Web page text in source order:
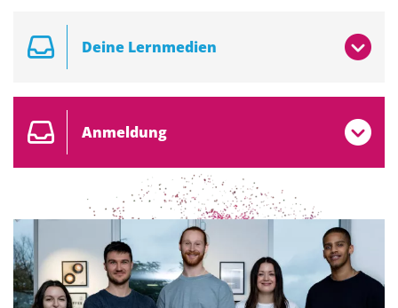
Deine Lernmedien
Anmeldung